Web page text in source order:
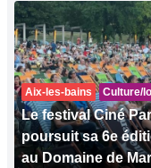
Aix-les-bains Culture/
Le festival Ciné
poursuit sa 6e
au Domaine de